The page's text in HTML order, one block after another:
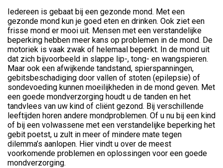
Iedereen is gebaat bij een gezonde mond. Met een
gezonde mond kun je goed eten en drinken. Ook ziet een
frisse mond er mooi uit. Mensen met een verstandelijke
beperking hebben meer kans op problemen in de mond. De
motoriek is vaak zwak of helemaal beperkt. In de mond uit
dat zich bijvoorbeeld in slappe lip-, tong- en wangspieren.
Maar ook een afwijkende tandstand, spierspanningen,
gebitsbeschadiging door vallen of stoten (epilepsie) of
sondevoeding kunnen moeilijkheden in de mond geven. Met
een goede mondverzorging houdt u de tanden en het
tandvlees van uw kind of cliënt gezond. Bij verschillende
leeftijden horen andere mondproblemen. Of u nu bij een kind
of bij een volwassene met een verstandelijke beperking het
gebit poetst, u zult in meer of mindere mate tegen
dilemma’s aanlopen. Hier vindt u over de meest
voorkomende problemen en oplossingen voor een goede
mondverzorging.